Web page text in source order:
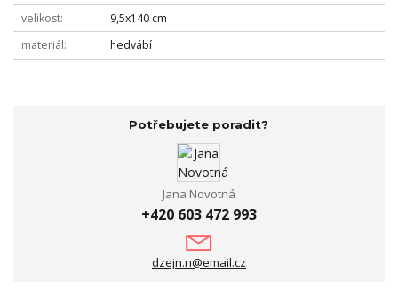
velikost
9,5x140 cm
materiál
hedvábí
Potřebujete poradit?
Jana Novotná
+420 603 472 993
dzejn.n@email.cz